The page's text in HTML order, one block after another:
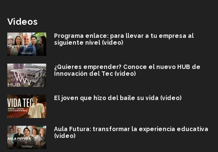
Videos
Programa enlace: para llevar a tu empresa al
siguiente nivel (video)
¿Quieres emprender? Conoce el nuevo HUB de
Innovación del Tec (video)
El joven que hizo del baile su vida (video)
Aula Futura: transformar la experiencia educativa
(video)